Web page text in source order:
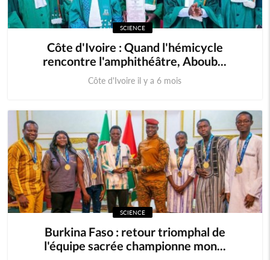
SCIENCE
Côte d'Ivoire : Quand l'hémicycle
rencontre l'amphithéâtre, Aboub...
Côte d'Ivoire il y a 6 mois
SCIENCE
Burkina Faso : retour triomphal de
l'équipe sacrée championne mon...